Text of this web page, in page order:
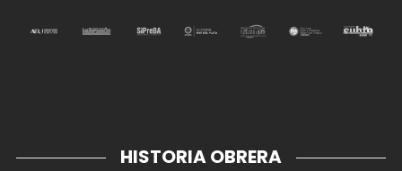
HISTORIA OBRERA